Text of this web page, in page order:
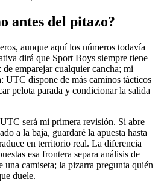
antes del pitazo?
aunque aquí los números todavía
dirá que Sport Boys siempre tiene
emparejar cualquier cancha; mi
UTC dispone de más caminos tácticos
pelota parada y condicionar la salida
será mi primera revisión. Si abre
a la baja, guardaré la apuesta hasta
en territorio real. La diferencia
esa frontera separa análisis de
una camiseta; la pizarra pregunta quién
duele.